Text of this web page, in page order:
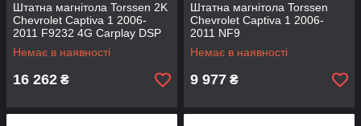
Штатна магнітола Torssen 2K
Chevrolet Captiva 1 2006-
2011 F9232 4G Carplay DSP
Немає в наявності
16 262 ₴
Штатна магнітола Torssen
Chevrolet Captiva 1 2006-
2011 NF9
Немає в наявності
9 977 ₴